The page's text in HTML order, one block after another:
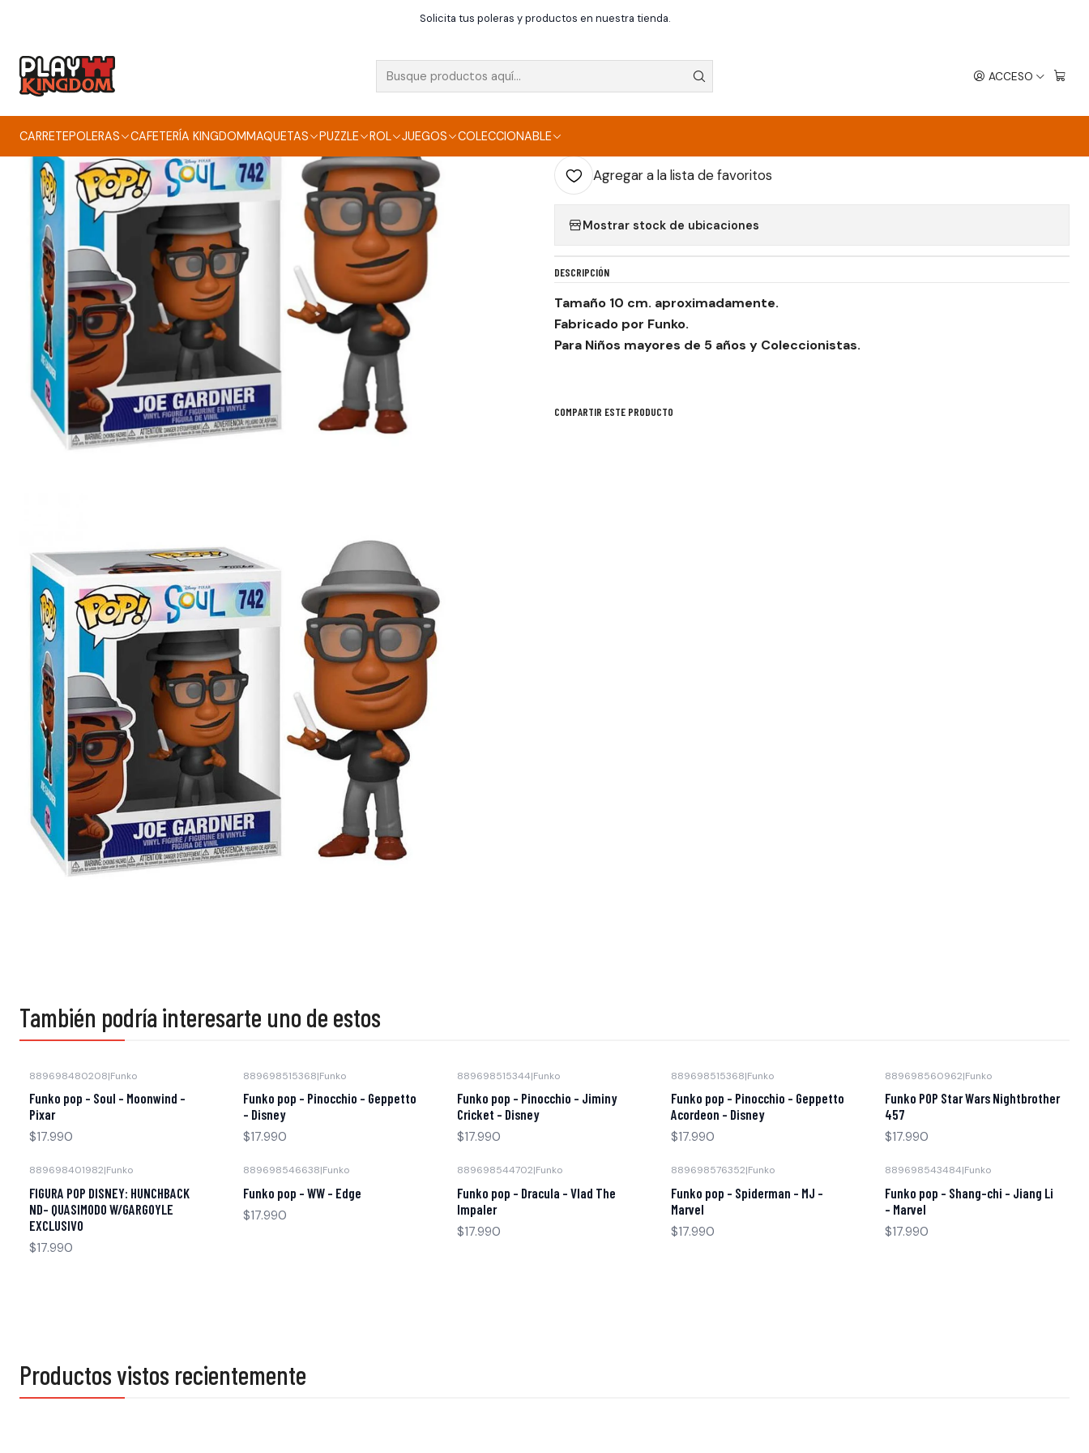
ACCESO
CARRETEPOLERAS CAFETERÍA KINGDOMMAQUETAS PUZZLE ROL JUEGOS COLECCIONABLE
Solicita tus poleras y productos en nuestra tienda.
Inicio Funko Funko pop - Soul - Joe Gardner - Pixar
FUNKO POP - SOUL - JOE GARDNER - PIXAR
Cantidad
Agregar a la lista de favoritos
Mostrar stock de ubicaciones
DESCRIPCIÓN
Tamaño 10 cm. aproximadamente.
Fabricado por Funko.
Para Niños mayores de 5 años y Coleccionistas.
COMPARTIR ESTE PRODUCTO
También podría interesarte uno de estos
889698480208|Funko
Funko pop - Soul - Moonwind -
Pixar
$17.990
889698515368|Funko
Funko pop - Pinocchio - Geppetto
- Disney
$17.990
889698515344|Funko
Funko pop - Pinocchio - Jiminy
Cricket - Disney
$17.990
889698515368|Funko
Funko pop - Pinocchio - Geppetto
Acordeon - Disney
$17.990
889698560962|Funko
Funko POP Star Wars Nightbrother
457
$17.990
889698401982|Funko
FIGURA POP DISNEY: HUNCHBACK
ND- QUASIMODO W/GARGOYLE
EXCLUSIVO
$17.990
889698546638|Funko
Funko pop - WW - Edge
$17.990
889698544702|Funko
Funko pop - Dracula - Vlad The
Impaler
$17.990
889698576352|Funko
Funko pop - Spiderman - MJ -
Marvel
$17.990
889698543484|Funko
Funko pop - Shang-chi - Jiang Li
- Marvel
$17.990
Productos vistos recientemente